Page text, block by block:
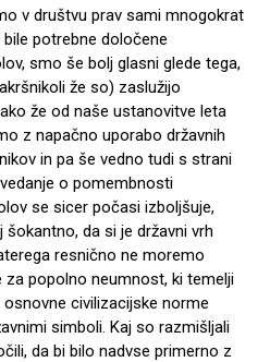
v društvu prav sami mnogokrat
potrebne določene
smo še bolj glasni glede tega,
že so) zaslužijo
že od naše ustanovitve leta
z napačno uporabo državnih
in pa še vedno tudi s strani
o pomembnosti
se sicer počasi izboljšuje,
da si je državni vrh
resnično ne moremo
popolno neumnost, ki temelji
civilizacijske norme
simboli. Kaj so razmišljali
da bi bilo nadvse primerno z